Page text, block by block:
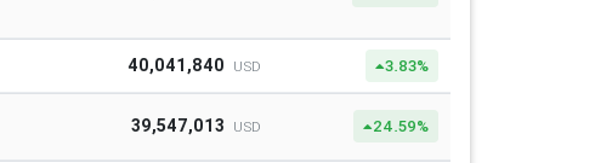
40,041,840 USD 3.83%
39,547,013 USD 24.59%